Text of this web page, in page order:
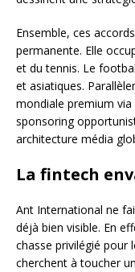
Ensemble, ces
permanente. Elle
et du tennis. Le
et asiatiques.
mondiale premium via
sponsoring
architecture média
La fintech
Ant International ne
déjà bien visible. En
chasse privilégié pour
cherchent à toucher